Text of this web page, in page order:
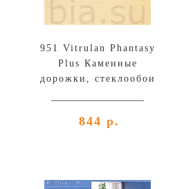
951 Vitrulan Phantasy
Plus Каменные
дорожки, стеклообои
844 р.